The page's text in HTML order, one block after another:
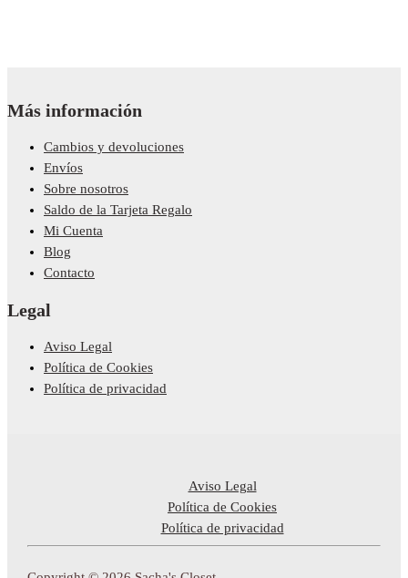
Más información
Cambios y devoluciones
Envíos
Sobre nosotros
Saldo de la Tarjeta Regalo
Mi Cuenta
Blog
Contacto
Legal
Aviso Legal
Política de Cookies
Política de privacidad
Aviso Legal
Política de Cookies
Política de privacidad